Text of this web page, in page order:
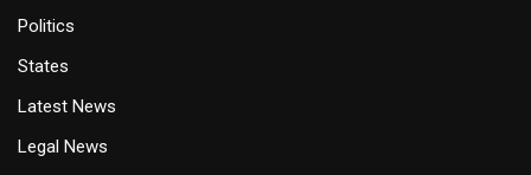
Politics
States
Latest News
Legal News